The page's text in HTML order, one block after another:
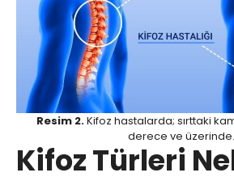
Resim 2.Kifoz hastalarda; sırttaki
derece ve üzerinde.
Kifoz Türleri